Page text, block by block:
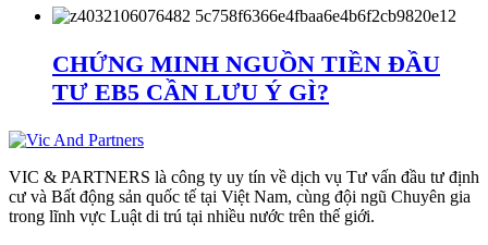
CHỨNG MINH NGUỒN TIỀN ĐẦU
TƯ EB5 CẦN LƯU Ý GÌ?
VIC & PARTNERS là công ty uy tín về dịch vụ Tư vấn đầu tư định
cư và Bất động sản quốc tế tại Việt Nam, cùng đội ngũ Chuyên gia
trong lĩnh vực Luật di trú tại nhiều nước trên thế giới.